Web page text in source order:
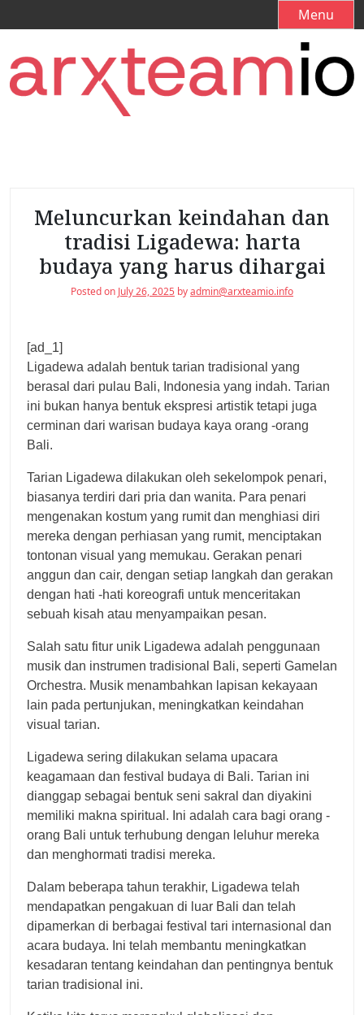
k
Menu
Meluncurkan keindahan dan
tradisi Ligadewa: harta
budaya yang harus dihargai
Posted on July 26, 2025 byadmin@arxteamio.info
[ad_1]
Ligadewa adalah bentuk tarian tradisional yang
berasal dari pulau Bali, Indonesia yang indah. Tarian
ini bukan hanya bentuk ekspresi artistik tetapi juga
cerminan dari warisan budaya kaya orang -orang
Bali.
Tarian Ligadewa dilakukan oleh sekelompok penari,
biasanya terdiri dari pria dan wanita. Para penari
mengenakan kostum yang rumit dan menghiasi diri
mereka dengan perhiasan yang rumit, menciptakan
tontonan visual yang memukau. Gerakan penari
anggun dan cair, dengan setiap langkah dan gerakan
dengan hati -hati koreografi untuk menceritakan
sebuah kisah atau menyampaikan pesan.
Salah satu fitur unik Ligadewa adalah penggunaan
musik dan instrumen tradisional Bali, seperti Gamelan
Orchestra. Musik menambahkan lapisan kekayaan
lain pada pertunjukan, meningkatkan keindahan
visual tarian.
Ligadewa sering dilakukan selama upacara
keagamaan dan festival budaya di Bali. Tarian ini
dianggap sebagai bentuk seni sakral dan diyakini
memiliki makna spiritual. Ini adalah cara bagi orang -
orang Bali untuk terhubung dengan leluhur mereka
dan menghormati tradisi mereka.
Dalam beberapa tahun terakhir, Ligadewa telah
mendapatkan pengakuan di luar Bali dan telah
dipamerkan di berbagai festival tari internasional dan
acara budaya. Ini telah membantu meningkatkan
kesadaran tentang keindahan dan pentingnya bentuk
tarian tradisional ini.